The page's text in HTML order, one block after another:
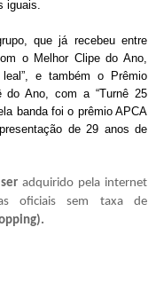
iguais.
que já recebeu entre
o Melhor Clipe do Ano,
e também o Prêmio
do Ano, com a “Turnê 25
banda foi o prêmio APCA
de 29 anos de
seradquirido pela internet
oficiais sem taxa de